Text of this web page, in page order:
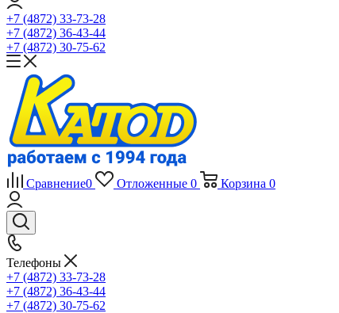
+7 (4872) 33-73-28
+7 (4872) 36-43-44
+7 (4872) 30-75-62
Сравнение0 Отложенные 0 Корзина 0
Телефоны
+7 (4872) 33-73-28
+7 (4872) 36-43-44
+7 (4872) 30-75-62